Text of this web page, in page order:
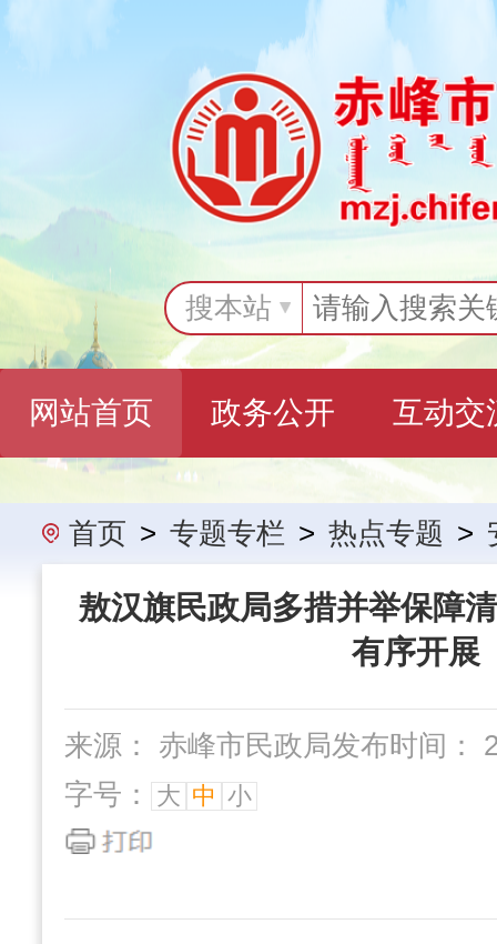
搜本站
网站首页 政务公开 互动交
办事指南 民政要闻 机构概
首页 > 专题专栏 > 热点专题 >
敖汉旗民政局多措并举保障
有序开展
来源： 赤峰市民政局发布时间：
字号：
大 中 小